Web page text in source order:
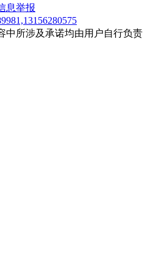
息举报
中所涉及承诺均由用户自行负责